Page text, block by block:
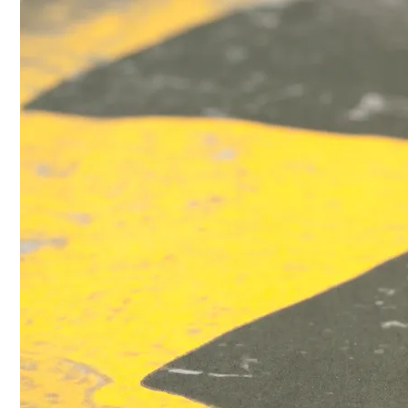
stoppen.de/ticker/
#atommüll
#castor
castor-stoppen.de
Ticker – Castor
stoppen!
Castor stoppen!
@castorstoppen.bsky.social
⋅
Gegen 23.20 Uhr ist der
12. Castortransport im
Kreuz Holz abgebogen
Richtung Neuss auf die
A46 - castor-
stoppen.de/ticker/#route
#atommüll #castor